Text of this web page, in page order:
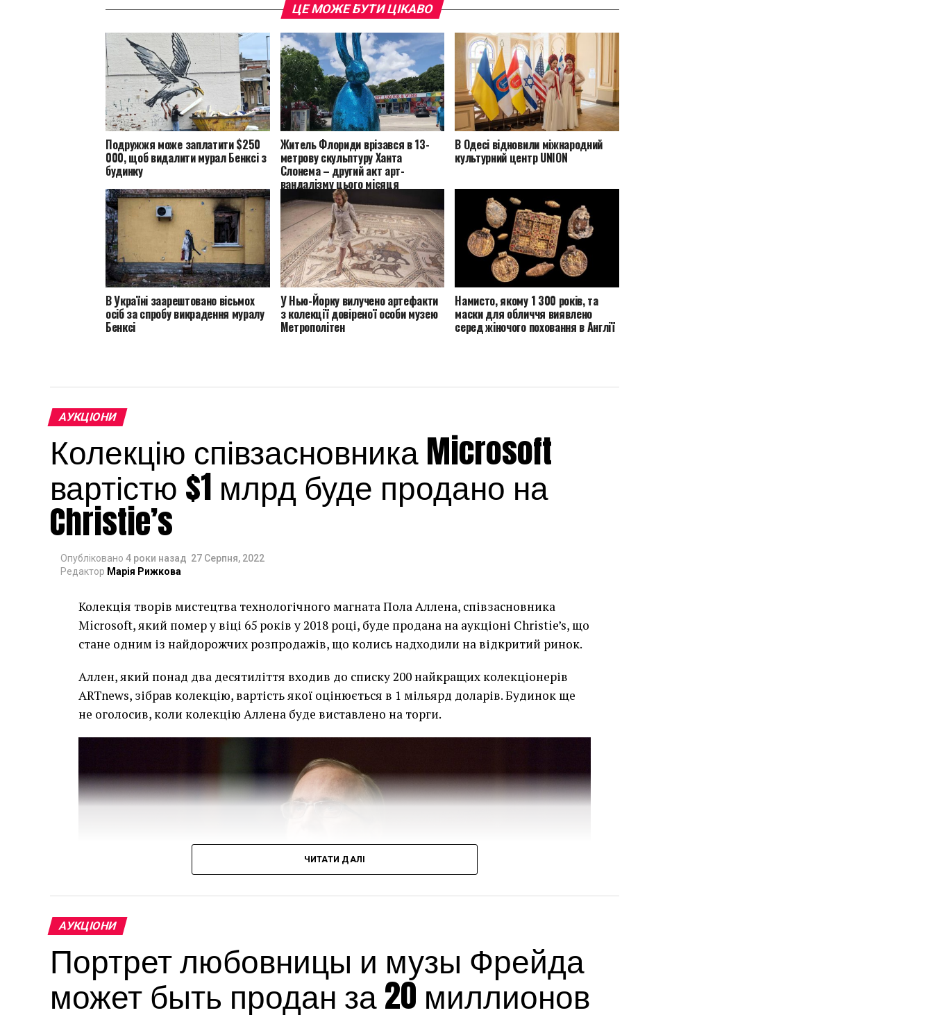
ЦЕ МОЖЕ БУТИ ЦІКАВО
Подружжя може заплатити $250
000, щоб видалити мурал Бенксі з
будинку
Житель Флориди врізався в 13-
метрову скульптуру Ханта
Слонема – другий акт арт-
вандалізму цього місяця
В Одесі відновили міжнародний
культурний центр UNION
В Україні заарештовано вісьмох
осіб за спробу викрадення муралу
Бенксі
У Нью-Йорку вилучено артефакти
з колекції довіреної особи музею
Метрополітен
Намисто, якому 1 300 років, та
маски для обличчя виявлено
серед жіночого поховання в Англії
АУКЦІОНИ
Колекцію співзасновника Microsoft
вартістю $1 млрд буде продано на
Christie’s
Опубліковано 4 роки назад 27 Серпня, 2022
Редактор Марія Рижкова
Колекція творів мистецтва технологічного магната Пола Аллена, співзасновника
Microsoft, який помер у віці 65 років у 2018 році, буде продана на аукціоні Christie’s, що
стане одним із найдорожчих розпродажів, що колись надходили на відкритий ринок.
Аллен, який понад два десятиліття входив до списку 200 найкращих колекціонерів
ARTnews, зібрав колекцію, вартість якої оцінюється в 1 мільярд доларів. Будинок ще
не оголосив, коли колекцію Аллена буде виставлено на торги.
ЧИТАТИ ДАЛІ
АУКЦІОНИ
Портрет любовницы и музы Фрейда
может быть продан за 20 миллионов